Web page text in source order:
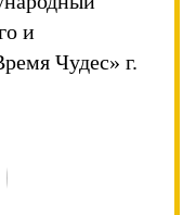
и
Чудес» г.